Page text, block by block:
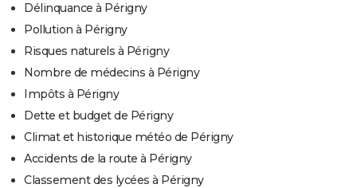
Délinquance à Périgny
Pollution à Périgny
Risques naturels à Périgny
Nombre de médecins à Périgny
Impôts à Périgny
Dette et budget de Périgny
Climat et historique météo de Périgny
Accidents de la route à Périgny
Classement des lycées à Périgny